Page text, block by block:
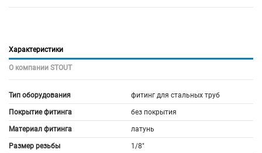
Характеристики
О компании STOUT
Тип оборудования фитинг для стальных труб
Покрытие фитинга без покрытия
Материал фитинга латунь
Размер резьбы 1/8"